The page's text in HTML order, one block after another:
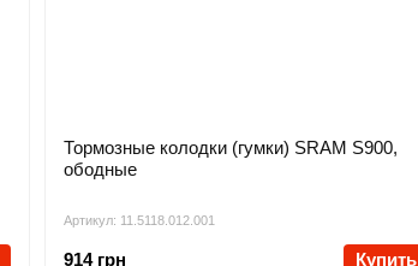
Артикул: 11.5118.012.001
Тормозные колодки (гумки) SRAM S900,
ободные
914 грн Купить